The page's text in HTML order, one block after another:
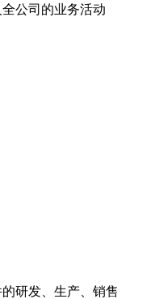
公司的业务活动
研发、生产、销售